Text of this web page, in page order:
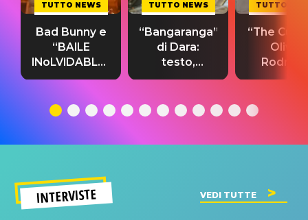
TUTTO NEWS
Bad Bunny e
“BAILE
INoLVIDABLE”:
testo,
significato
TUTTO NEWS
“Bangaranga”
di Dara:
testo,
traduzione e
del singolo
TUTTO
“The
Olivia
testo,
INTERVISTE VEDI TUTTE